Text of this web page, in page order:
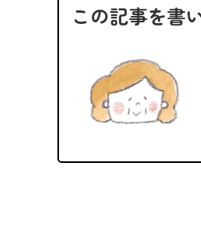
この記事を書